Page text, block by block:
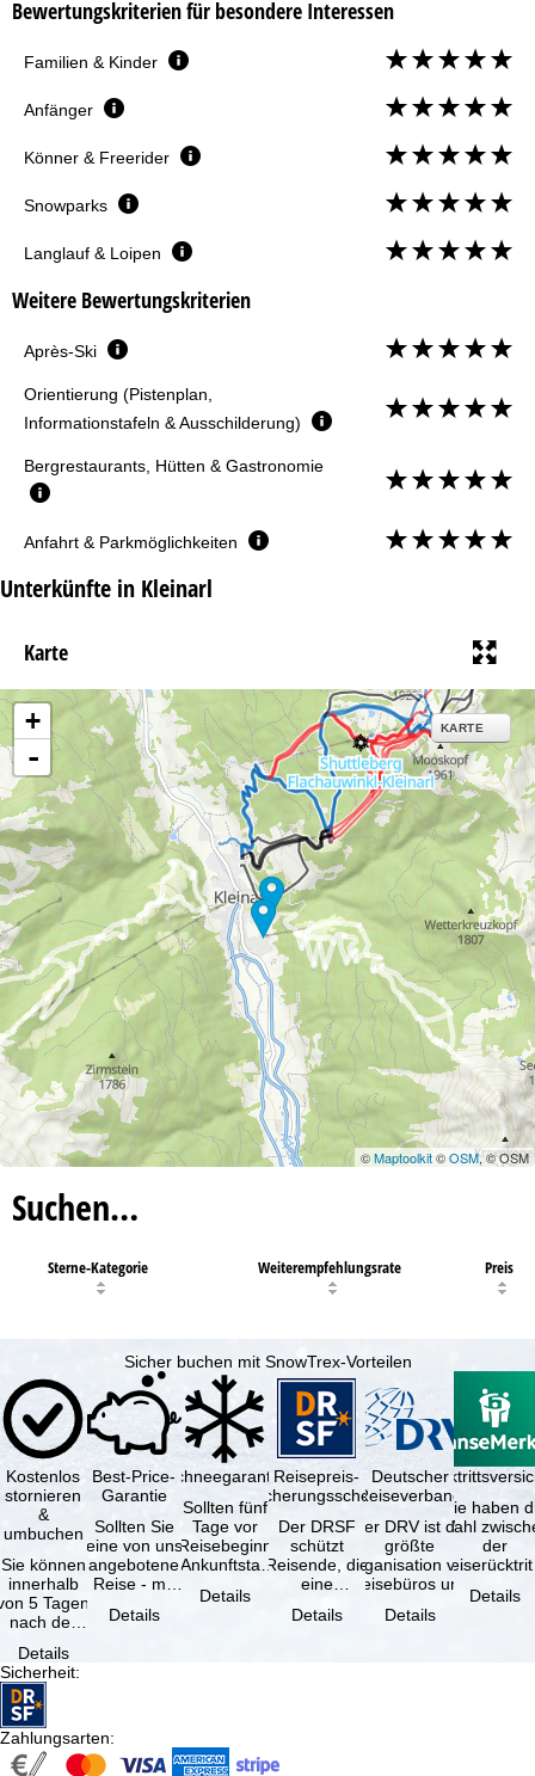
Bewertungskriterien für besondere Interessen
Familien & Kinder
Anfänger
Könner & Freerider
Snowparks
Langlauf & Loipen
Weitere Bewertungskriterien
Après-Ski
Orientierung (Pistenplan,
Informationstafeln & Ausschilderung)
Bergrestaurants, Hütten & Gastronomie
Anfahrt & Parkmöglichkeiten
Unterkünfte in Kleinarl
Karte
+
-
KARTE
©Maptoolkit©OSM, © OSM
Suchen…
Sterne-Kategorie Weiterempfehlungsrate Preis
Sicher buchen mit SnowTrex-Vorteilen
Kostenlos
stornieren
&
umbuchen
Sie können
innerhalb
5 Tagen
nach der
kostenfrei
…
Details
Best-Price-
Garantie
Sollten Sie
eine von uns
angebotene
Reise - mit
Leistung und
Details
Schneegarantie
Sollten fünf
Tage vor
Reisebeginn
(Ankunftstag)
Schneemangel
Details
Reisepreis-
Sicherungsschein
Der DRSF
schützt
Reisende, die
eine
oder
Details
Deutscher
Reiseverband
Der DRV ist die
größte
Organisation von
Reisebüros und
Reiseveranstaltern
in …
Details
Sie haben
Wahl
der
(inklusive
Details
Sicherheit:
Zahlungsarten: